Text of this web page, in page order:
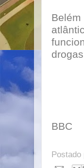
BBC
Postado